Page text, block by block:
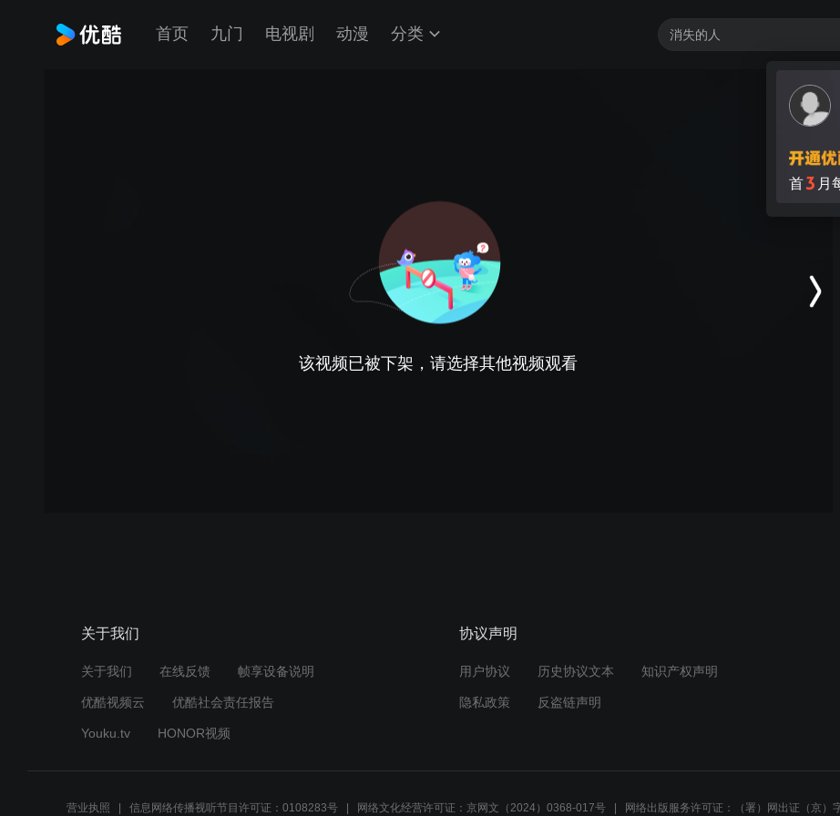
首页 九门 电视剧 动漫 分类
首3 月
该视频已被下架，请选择其他视频观看
关于我们
关于我们 在线反馈 帧享设备说明
优酷视频云 优酷社会责任报告
Youku.tv HONOR视频
协议声明
用户协议 历史协议文本 知识产权声明
隐私政策 反盗链声明
营业执照 信息网络传播视听节目许可证：0108283号 网络文化经营许可证：京网文（2024）0368-017号 网络出版服务许可证：（署）网出证（京）